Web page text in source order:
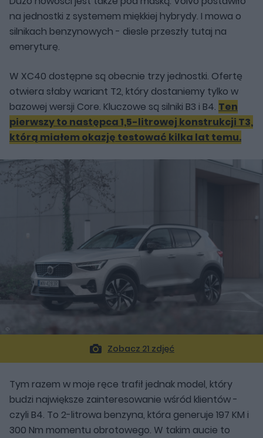
na jednostki z systemem miękkiej hybrydy. I mowa o
silnikach benzynowych - diesle przeszły tutaj na
emeryturę.
W XC40 dostępne są obecnie trzy jednostki. Ofertę
otwiera słaby wariant T2, który dostaniemy tylko w
bazowej wersji Core. Kluczowe są silniki B3 i B4. Ten
pierwszy to następca 1,5-litrowej konstrukcji T3,
którą miałem okazję testować kilka lat temu.
Zobacz 21 zdjęć
Tym razem w moje ręce trafił jednak model, który
budzi największe zainteresowanie wśród klientów -
czyli B4. To 2-litrowa benzyna, która generuje 197 KM i
300 Nm momentu obrotowego. W takim aucie to